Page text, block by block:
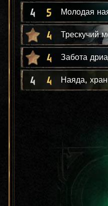
4 5 Молодая
4 Трескучий
4 Забота
4 4 Наяда,